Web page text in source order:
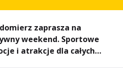
zaprasza na
weekend. Sportowe
i atrakcje dla całych